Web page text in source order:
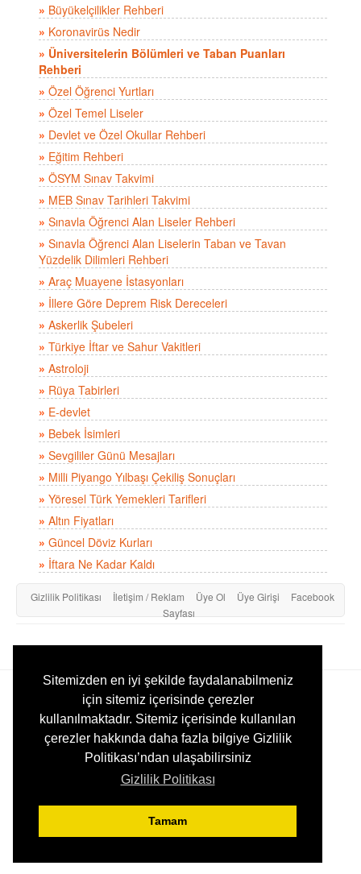
Sitemizden en iyi şekilde faydalanabilmeniz
için sitemiz içerisinde çerezler
kullanılmaktadır. Sitemiz içerisinde kullanılan
çerezler hakkında daha fazla bilgiye Gizlilik
Politikası’ndan ulaşabilirsiniz
Gizlilik Politikası
Tamam
» Büyükelçilikler Rehberi
» Koronavirüs Nedir
» Üniversitelerin Bölümleri ve Taban Puanları
Rehberi
» Özel Öğrenci Yurtları
» Özel Temel Liseler
» Devlet ve Özel Okullar Rehberi
» Eğitim Rehberi
» ÖSYM Sınav Takvimi
» MEB Sınav Tarihleri Takvimi
» Sınavla Öğrenci Alan Liseler Rehberi
» Sınavla Öğrenci Alan Liselerin Taban ve Tavan
Yüzdelik Dilimleri Rehberi
» Araç Muayene İstasyonları
» İllere Göre Deprem Risk Dereceleri
» Askerlik Şubeleri
» Türkiye İftar ve Sahur Vakitleri
» Astroloji
» Rüya Tabirleri
» E-devlet
» Bebek İsimleri
» Sevgililer Günü Mesajları
» Milli Piyango Yılbaşı Çekiliş Sonuçları
» Yöresel Türk Yemekleri Tarifleri
» Altın Fiyatları
» Güncel Döviz Kurları
» İftara Ne Kadar Kaldı
Gizlilik Politikası İletişim / Reklam Üye Ol Üye Girişi
Facebook
Sayfası